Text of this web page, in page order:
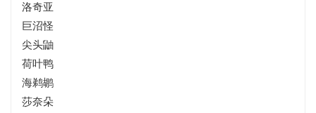
洛奇亚
巨沼怪
尖头鼬
荷叶鸭
海鹈鹕
莎奈朵